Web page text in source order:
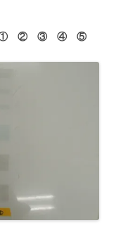
から、① ② ③ ④ ⑤